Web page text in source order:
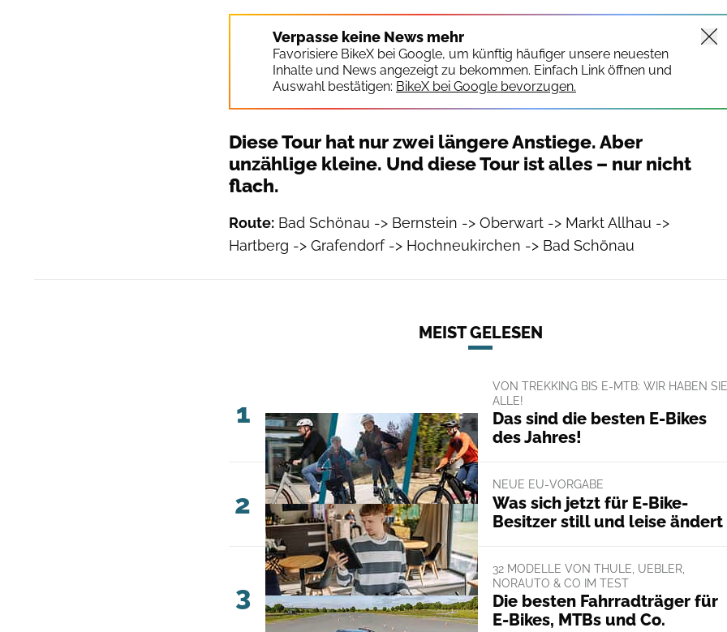
Verpasse keine News mehr
Favorisiere BikeX bei Google, um künftig häufiger unsere neuesten
Inhalte und News angezeigt zu bekommen. Einfach Link öffnen und
Auswahl bestätigen: BikeX bei Google bevorzugen.
Diese Tour hat nur zwei längere Anstiege. Aber
unzählige kleine. Und diese Tour ist alles – nur nicht
flach.
Route: Bad Schönau -> Bernstein -> Oberwart -> Markt Allhau ->
Hartberg -> Grafendorf -> Hochneukirchen -> Bad Schönau
MEIST GELESEN
1
VON TREKKING BIS E-MTB: WIR HABEN SIE
ALLE!
Das sind die besten E-Bikes
des Jahres!
2
NEUE EU-VORGABE
Was sich jetzt für E-Bike-
Besitzer still und leise ändert
3
32 MODELLE VON THULE, UEBLER,
NORAUTO & CO IM TEST
Die besten Fahrradträger für
E-Bikes, MTBs und Co.